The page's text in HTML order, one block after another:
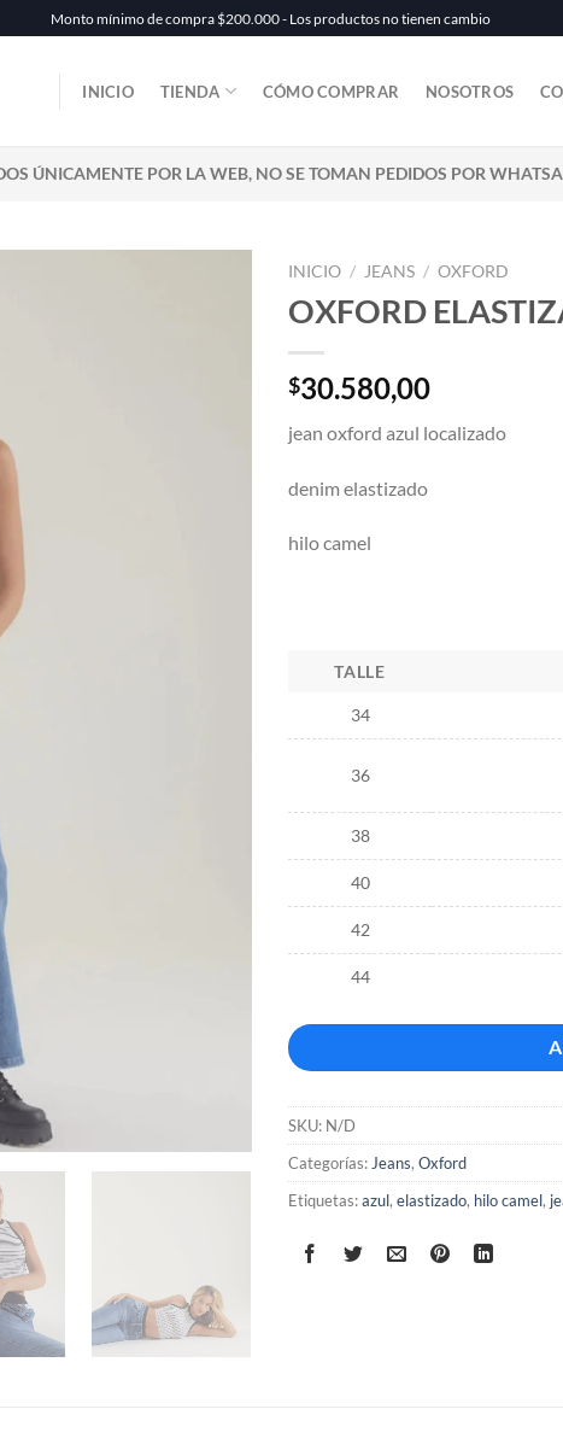
Monto mínimo de compra $200.000 - Los productos no tienen cambio
INICIO TIENDA CÓMO COMPRAR NOSOTROS
ÚNICAMENTE POR LA WEB, NO SE TOMAN PEDIDOS POR
INICIO / JEANS / OXFORD
OXFORD
$30.580,00
jean oxford azul localizado
denim elastizado
hilo camel
TALLE
34
36
38
40
42
44
SKU: N/D
Categorías: Jeans, Oxford
Etiquetas:azul, elastizado, hilo camel,